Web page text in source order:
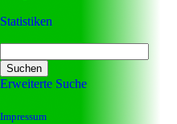
Statistiken
Erweiterte Suche
Impressum